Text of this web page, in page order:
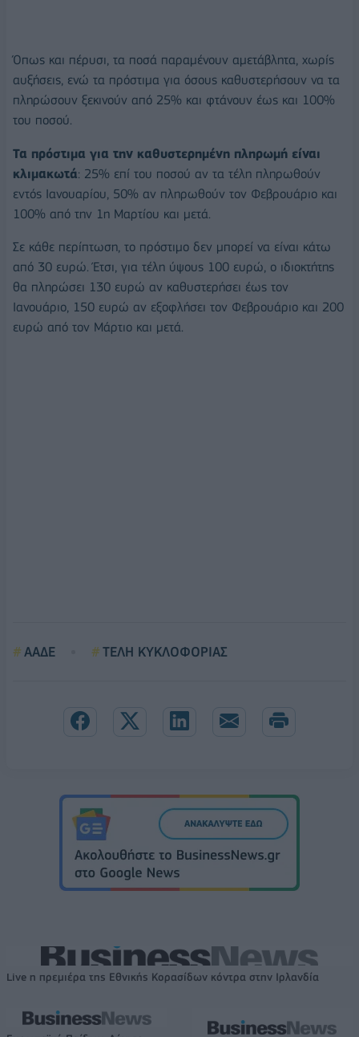
Όπως και πέρυσι, τα ποσά παραμένουν αμετάβλητα, χωρίς
αυξήσεις, ενώ τα πρόστιμα για όσους καθυστερήσουν να τα
πληρώσουν ξεκινούν από 25% και φτάνουν έως και 100%
του ποσού.
Τα πρόστιμα για την καθυστερημένη πληρωμή είναι
κλιμακωτά: 25% επί του ποσού αν τα τέλη πληρωθούν
εντός Ιανουαρίου, 50% αν πληρωθούν τον Φεβρουάριο και
100% από την 1η Μαρτίου και μετά.
Σε κάθε περίπτωση, το πρόστιμο δεν μπορεί να είναι κάτω
από 30 ευρώ. Έτσι, για τέλη ύψους 100 ευρώ, ο ιδιοκτήτης
θα πληρώσει 130 ευρώ αν καθυστερήσει έως τον
Ιανουάριο, 150 ευρώ αν εξοφλήσει τον Φεβρουάριο και 200
ευρώ από τον Μάρτιο και μετά.
ΑΑΔΕ ΤΕΛΗ ΚΥΚΛΟΦΟΡΙΑΣ
Live η πρεμιέρα της Εθνικής Κορασίδων κόντρα στην Ιρλανδία